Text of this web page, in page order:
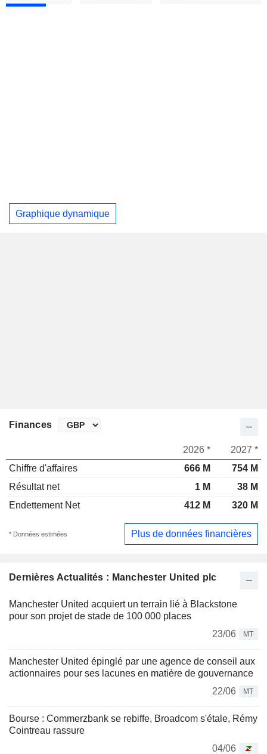
Graphique dynamique
Dernières Actualités : Manchester United plc
Manchester United acquiert un terrain lié à Blackstone
pour son projet de stade de 100 000 places
23/06
MT
Manchester United épinglé par une agence de conseil aux
actionnaires pour ses lacunes en matière de gouvernance
22/06
MT
Bourse : Commerzbank se rebiffe, Broadcom s'étale, Rémy
Cointreau rassure
04/06
Finances
2026 *
2027 *
Chiffre d'affaires
666 M
754 M
Résultat net
1 M
38 M
Endettement Net
412 M 320 M
* Données estimées Plus de données financières